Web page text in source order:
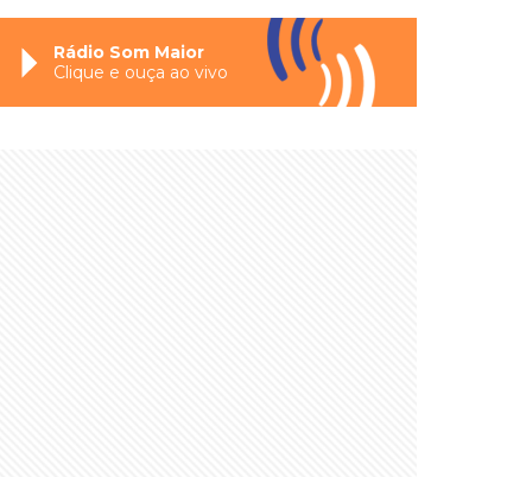
Rádio Som Maior
Clique e ouça ao vivo